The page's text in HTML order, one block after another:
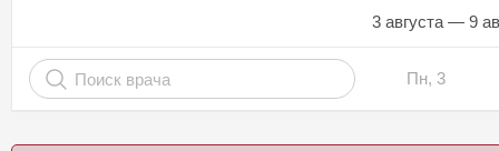
3 августа — 9
Пн, 3